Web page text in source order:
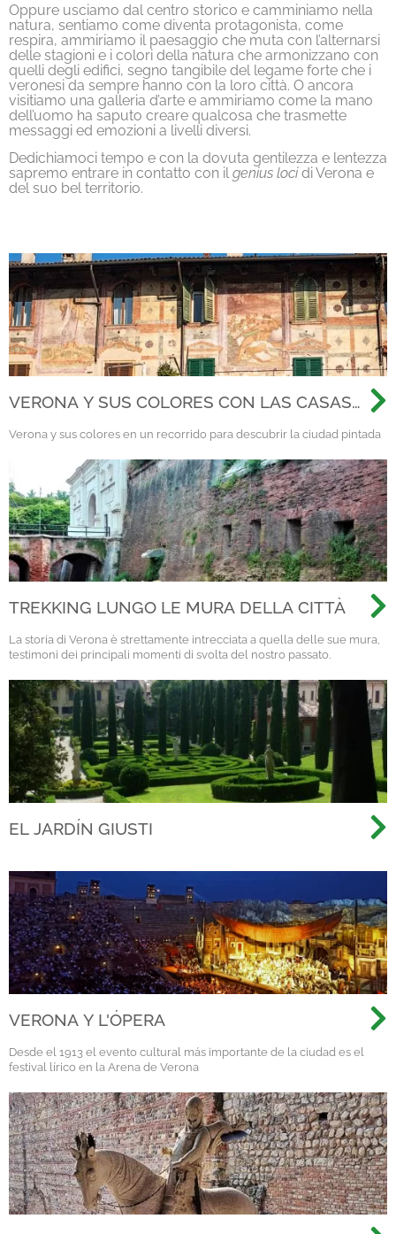
Oppure usciamo dal centro storico e camminiamo nella
natura, sentiamo come diventa protagonista, come
respira, ammiriamo il paesaggio che muta con l’alternarsi
delle stagioni e i colori della natura che armonizzano con
quelli degli edifici, segno tangibile del legame forte che i
veronesi da sempre hanno con la loro città. O ancora
visitiamo una galleria d’arte e ammiriamo come la mano
dell’uomo ha saputo creare qualcosa che trasmette
messaggi ed emozioni a livelli diversi.
Dedichiamoci tempo e con la dovuta gentilezza e lentezza
sapremo entrare in contatto con ilgenius locidi Verona e
del suo bel territorio.
VERONA Y SUS COLORES CON LAS CASAS
Verona y sus colores en un recorrido para descubrir la ciudad pintada
TREKKING LUNGO LE MURA DELLA CITTÀ
La storia di Verona è strettamente intrecciata a quella delle sue mura,
testimoni dei principali momenti di svolta del nostro passato.
EL JARDÍN GIUSTI
VERONA Y L'ÓPERA
Desde el 1913 el evento cultural más importante de la ciudad es el
festival lírico en la Arena de Verona